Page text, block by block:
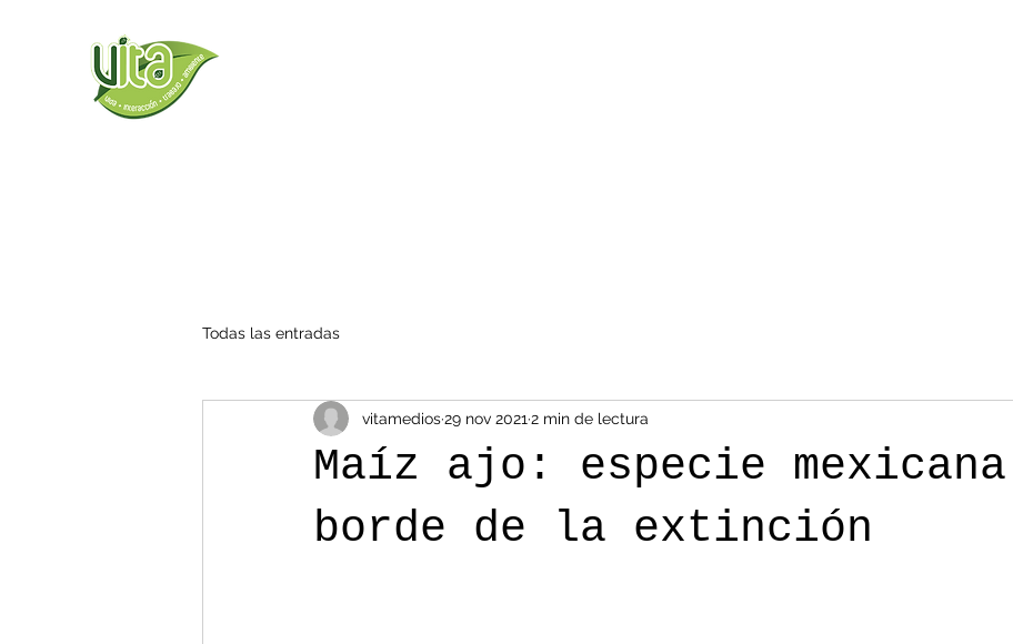
Todas las entradas
Maíz ajo: especie
borde de la extinción
vitamedios29 nov 2021 2 min de lectura